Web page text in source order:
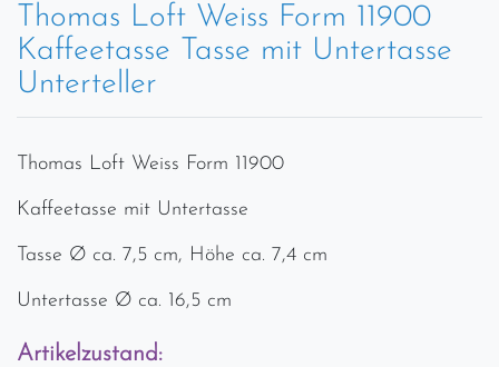
Thomas Loft Weiss Form 11900
Kaffeetasse Tasse mit Untertasse
Unterteller
Thomas Loft Weiss Form 11900
Kaffeetasse mit Untertasse
Tasse Ø ca. 7,5 cm, Höhe ca. 7,4 cm
Untertasse Ø ca. 16,5 cm
Artikelzustand: